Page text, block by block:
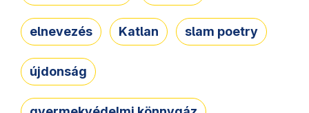
elnevezés Katlan slam poetry
újdonság